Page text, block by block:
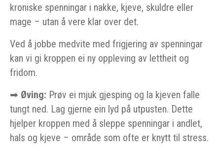
kroniske spenningar i nakke, kjeve, skuldre eller
mage – utan å vere klar over det.
Ved å jobbe medvite med frigjering av spenningar
kan vi gi kroppen ei ny oppleving av lettheit og
fridom.
➡ Øving: Prøv ei mjuk gjesping og la kjeven falle
tungt ned. Lag gjerne ein lyd på utpusten. Dette
hjelper kroppen med å sleppe spenningar i andlet,
hals og kjeve – område som ofte er knytt til stress.